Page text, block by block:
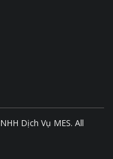
Dịch Vụ MES. All